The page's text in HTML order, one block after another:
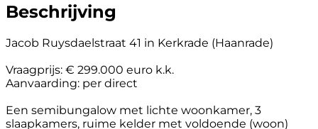
Beschrijving
Jacob Ruysdaelstraat 41 in Kerkrade (Haanrade)
Vraagprijs: € 299.000 euro k.k.
Aanvaarding: per direct
Een semibungalow met lichte woonkamer, 3
slaapkamers, ruime kelder met voldoende (woon)